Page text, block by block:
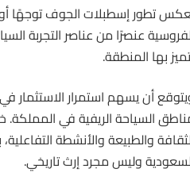
تطورإسطبلاتالجوف توجهًا
عنصرًا من عناصر التجربة
بها المنطقة.
أن يسهم استمرار الاستثمار
السياحة الريفية في المملكة.
والطبيعة والأنشطة
وليس مجرد إرث تاريخي.